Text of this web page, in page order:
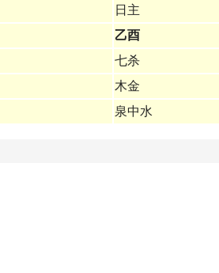
日主
乙酉
七杀
木金
泉中水